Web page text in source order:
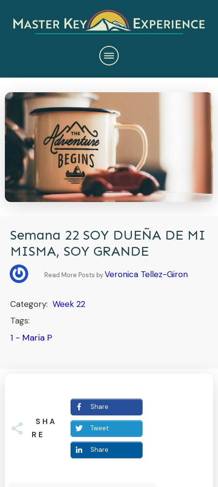
Semana 22 SOY DUEÑA DE MI
MISMA, SOY GRANDE
Read More Posts byVeronica Tellez-Giron
Category: Week 22
Tags:
1 - Maria P
SHA
RE
Share
Tweet
Share